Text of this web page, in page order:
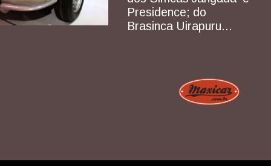
Presidence; do
Brasinca Uirapuru...